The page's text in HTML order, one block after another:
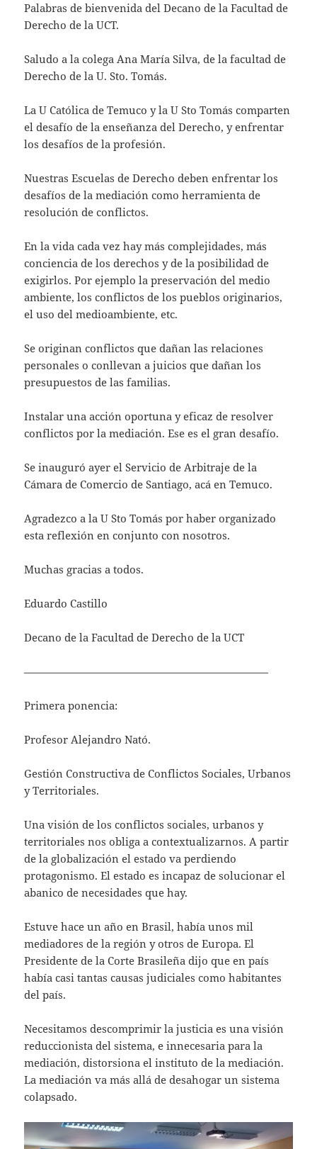
Palabras de bienvenida del Decano de la Facultad de
Derecho de la UCT.
Saludo a la colega Ana María Silva, de la facultad de
Derecho de la U. Sto. Tomás.
La U Católica de Temuco y la U Sto Tomás comparten
el desafío de la enseñanza del Derecho, y enfrentar
los desafíos de la profesión.
Nuestras Escuelas de Derecho deben enfrentar los
desafíos de la mediación como herramienta de
resolución de conflictos.
En la vida cada vez hay más complejidades, más
conciencia de los derechos y de la posibilidad de
exigirlos. Por ejemplo la preservación del medio
ambiente, los conflictos de los pueblos originarios,
el uso del medioambiente, etc.
Se originan conflictos que dañan las relaciones
personales o conllevan a juicios que dañan los
presupuestos de las familias.
Instalar una acción oportuna y eficaz de resolver
conflictos por la mediación. Ese es el gran desafío.
Se inauguró ayer el Servicio de Arbitraje de la
Cámara de Comercio de Santiago, acá en Temuco.
Agradezco a la U Sto Tomás por haber organizado
esta reflexión en conjunto con nosotros.
Muchas gracias a todos.
Eduardo Castillo
Decano de la Facultad de Derecho de la UCT
———————————————————————
Primera ponencia:
Profesor Alejandro Nató.
Gestión Constructiva de Conflictos Sociales, Urbanos
y Territoriales.
Una visión de los conflictos sociales, urbanos y
territoriales nos obliga a contextualizarnos. A partir
de la globalización el estado va perdiendo
protagonismo. El estado es incapaz de solucionar el
abanico de necesidades que hay.
Estuve hace un año en Brasil, había unos mil
mediadores de la región y otros de Europa. El
Presidente de la Corte Brasileña dijo que en país
había casi tantas causas judiciales como habitantes
del país.
Necesitamos descomprimir la justicia es una visión
reduccionista del sistema, e innecesaria para la
mediación, distorsiona el instituto de la mediación.
La mediación va más allá de desahogar un sistema
colapsado.